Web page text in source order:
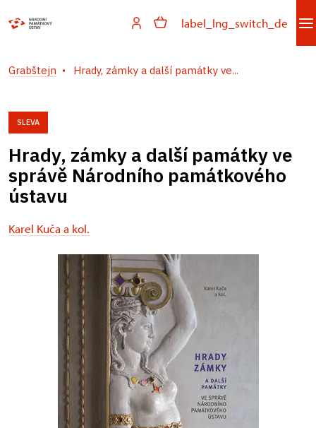
label_lng_switch_de
Grabštejn Hrady, zámky a další památky ve...
SLEVA
Hrady, zámky a další památky ve
správě Národního památkového
ústavu
Karel Kuča a kol.